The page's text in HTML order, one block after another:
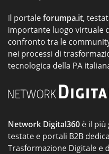
Il portaleforumpa.it,
importante luogo virtuale
confronto tra le
nei processi di
tecnologica della PA
Network Digital360 è il più
testate e portali B2B
Trasformazione Digitale e